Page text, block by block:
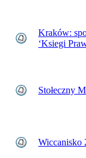
Kraków:
‘Ksiegi
Stołeczny
Wiccanisko